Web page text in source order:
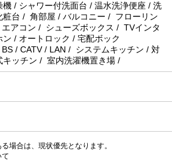
機 / シャワー付洗面台 / 温水洗浄便座 / 洗
粧台 / 角部屋 / バルコニー / フローリン
エアコン / シューズボックス / TVインタ
ン / オートロック / 宅配ボック
BS / CATV / LAN / システムキッチン / 対
キッチン / 室内洗濯機置き場 /
場合は、現状優先となります。